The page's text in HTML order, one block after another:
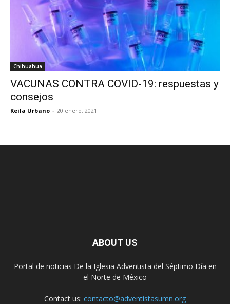
Chihuahua
VACUNAS CONTRA COVID-19: respuestas y
consejos
Keila Urbano - 20 enero, 2021
ABOUT US
Portal de noticias De la Iglesia Adventista del Séptimo Día en
el Norte de México
Contact us: contacto@adventistasumn.org